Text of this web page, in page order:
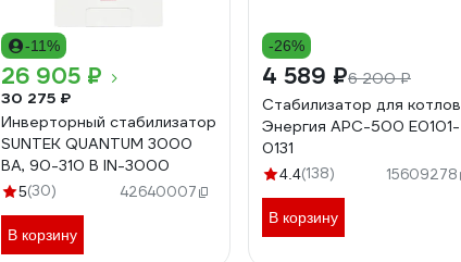
-11%
26 905 ₽
30 275 ₽
Инверторный стабилизатор
SUNTEK QUANTUM 3000
ВА, 90-310 В IN-3000
5(30) 42640007
В корзину
-26%
4 589 ₽6 200 ₽
Стабилизатор для котлов
Энергия АРС-500 Е0101-
0131
4.4(138) 15609278
В корзину